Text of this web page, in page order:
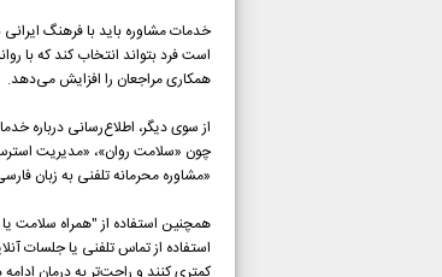
خدمات مشاوره باید با فرهنگ
است فرد بتواند انتخاب کند که با
همکاری مراجعان را افزایش می‌دهد.
از سوی دیگر، اطلاع‌رسانی درباره
چون «سلامت روان»، «مدیریت
«مشاوره محرمانه تلفنی به زبان
همچنین استفاده از "همراه سلامت
استفاده از تماس تلفنی یا جلسات
کمتری کنند و راحت‌تر به درمان